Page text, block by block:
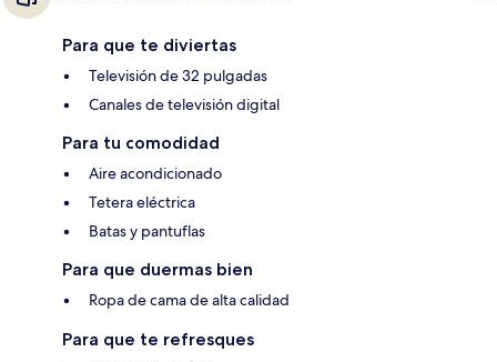
Para que te diviertas
Televisión de 32 pulgadas
Canales de televisión digital
Para tu comodidad
Aire acondicionado
Tetera eléctrica
Batas y pantuflas
Para que duermas bien
Ropa de cama de alta calidad
Para que te refresques